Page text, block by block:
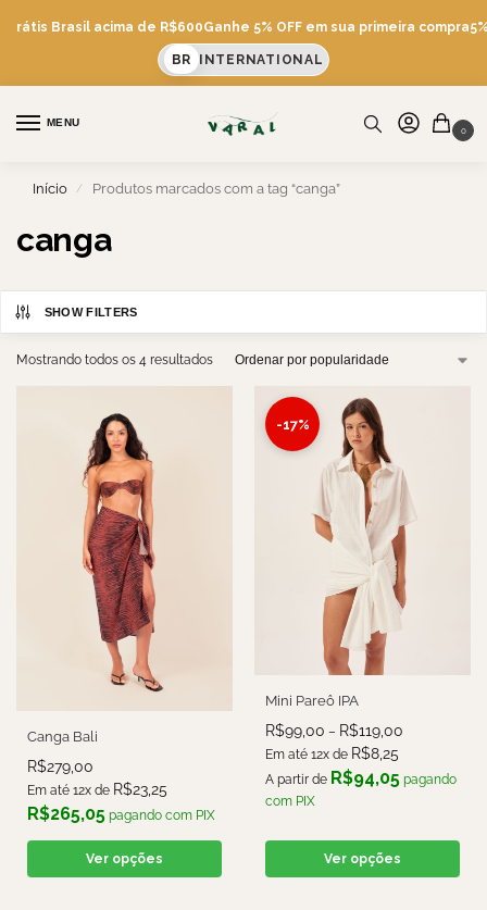
Brasil acima de R$600Ganhe 5% OFF em sua primeira compra
BR INTERNATIONAL
MENU
0
Início / Produtos marcados com a tag “canga”
canga
SHOW FILTERS
Mostrando todos os 4 resultados
Canga Bali
R$279,00
Em até 12x de R$23,25
R$265,05 pagando com PIX
Ver opções
-17%
Mini Pareô IPA
R$99,00 – R$119,00
Em até 12x de R$8,25
A partir de R$94,05 pagando
com PIX
Ver opções